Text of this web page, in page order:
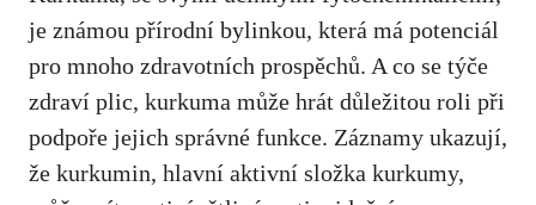
je⁤ známou přírodní bylinkou, která má potenciál
pro mnoho zdravotních prospěchů. A co se týče
zdraví plic, kurkuma ⁣může ​hrát důležitou roli při
podpoře jejich správné funkce. Záznamy ukazují,
že ​kurkumin, hlavní aktivní složka ⁢kurkumy,